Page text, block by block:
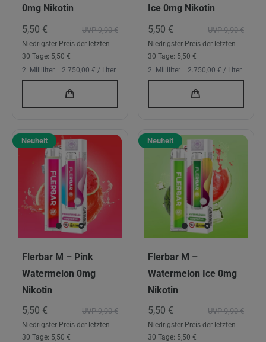
0mg Nikotin
UVP 9,90 €
5,50 €
Niedrigster Preis der letzten
30 Tage: 5,50 €
2 Milliliter | 2.750,00 € / Liter
Ice 0mg Nikotin
UVP 9,90 €
5,50 €
Niedrigster Preis der letzten
30 Tage: 5,50 €
2 Milliliter | 2.750,00 € / Liter
Neuheit
Flerbar M – Pink
Watermelon 0mg
Nikotin
UVP 9,90 €
5,50 €
Niedrigster Preis der letzten
30 Tage: 5,50 €
Neuheit
Flerbar M –
Watermelon Ice 0mg
Nikotin
UVP 9,90 €
5,50 €
Niedrigster Preis der letzten
30 Tage: 5,50 €